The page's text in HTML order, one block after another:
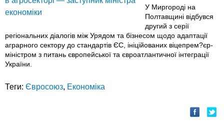
У Миргороді на
Полтавщині відбувся
другий з серії
регіональних діалогів між Урядом та бізнесом щодо адаптації
аграрного сектору до стандартів ЄС, ініційованих віцепрем?єр-
міністром з питань європейської та євроатлантичної інтеграції
України.
Теги: Євросоюз, Економіка